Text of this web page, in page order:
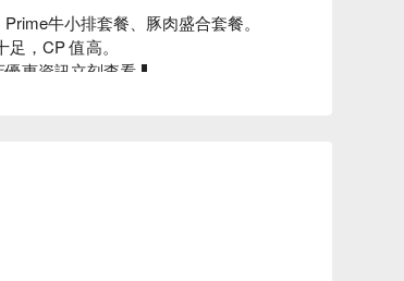
牛小排套餐、豚肉盛合套餐。
，CP 值高。
優惠資訊立刻查看⬇︎